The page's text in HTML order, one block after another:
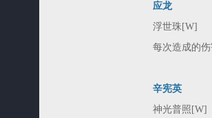
应龙
浮世珠[W]
每次造成的
辛宪英
神光普照[W]